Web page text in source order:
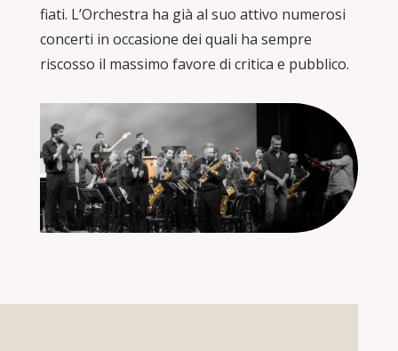
fiati. L’Orchestra ha già al suo attivo numerosi
concerti in occasione dei quali ha sempre
riscosso il massimo favore di critica e pubblico.